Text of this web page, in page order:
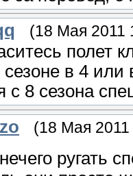
(18 Мая 2011
полет
в 4
с 8 сезона
(18 Мая 2011
ругать